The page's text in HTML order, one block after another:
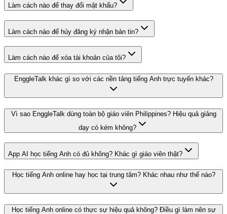
Làm cách nào để thay đổi mật khẩu?
Làm cách nào để hủy đăng ký nhận bản tin?
Làm cách nào để xóa tài khoản của tôi?
EnggleTalk khác gì so với các nền tảng tiếng Anh trực tuyến khác?
Vì sao EnggleTalk dùng toàn bộ giáo viên Philippines? Hiệu quả giảng
dạy có kém không?
App AI học tiếng Anh có đủ không? Khác gì giáo viên thật?
Học tiếng Anh online hay học tại trung tâm? Khác nhau như thế nào?
Học tiếng Anh online có thực sự hiệu quả không? Điều gì làm nên sự